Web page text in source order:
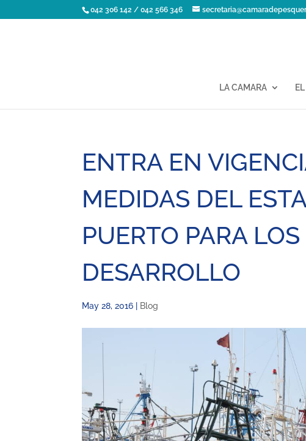
042 306 142 / 042 566 346
LA CAMARA
ENTRA EN
MEDIDAS DEL
PUERTO PARA
DESARROLLO
May 28, 2016 Blog